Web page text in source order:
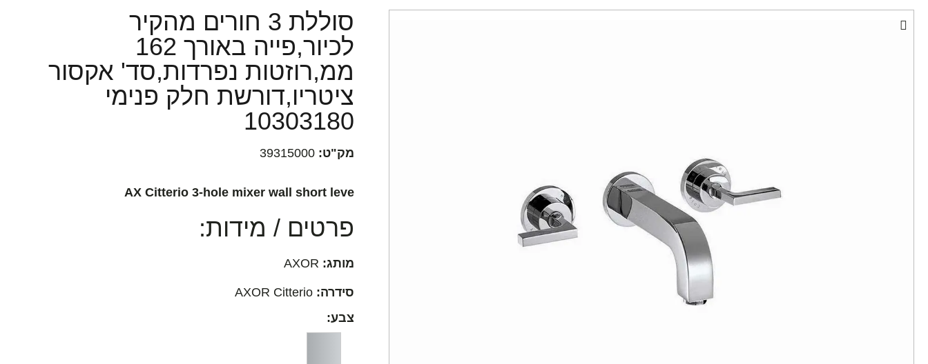
סוללת 3 חורים מהקיר
לכיור,פייה באורך 162
ממ,רוזטות נפרדות,סד' אקסור
ציטריו,דורשת חלק פנימי
10303180
מק"ט: 39315000
AX Citterio 3-hole mixer wall short leve
פרטים / מידות:
מותג:
סידרה:
צבע: